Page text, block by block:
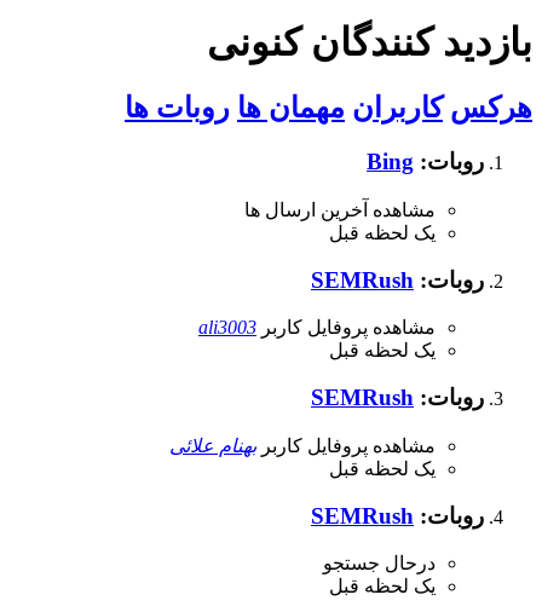
بازدید کنندگان کنونی
هرکس کاربران مهمان ها روبات ها
روبات: Bing
مشاهده آخرین ارسال ها
یک لحظه قبل
روبات: SEMRush
مشاهده پروفایل کاربر ali3003
یک لحظه قبل
روبات: SEMRush
مشاهده پروفایل کاربربهنام علائی
یک لحظه قبل
روبات: SEMRush
درحال جستجو
یک لحظه قبل